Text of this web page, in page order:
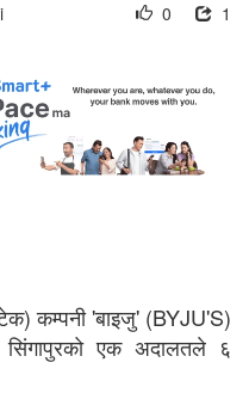
1
0
टेक) कम्पनी 'बाइजु' (BYJU'S)
सिंगापुरको एक अदालतले ६